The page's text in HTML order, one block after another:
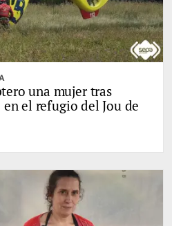
una mujer tras
el refugio del Jou de